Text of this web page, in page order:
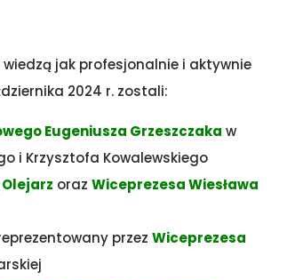
jak profesjonalnie i aktywnie
2024 r. zostali:
Eugeniusza Grzeszczaka w
i Krzysztofa Kowalewskiego
oraz Wiceprezesa Wiesława
przez Wiceprezesa